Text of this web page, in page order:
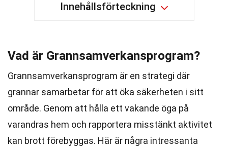
Innehållsförteckning
Vad är Grannsamverkansprogram?
Grannsamverkansprogram är en strategi där
grannar samarbetar för att öka säkerheten i sitt
område. Genom att hålla ett vakande öga på
varandras hem och rapportera misstänkt aktivitet
kan brott förebyggas. Här är några intressanta